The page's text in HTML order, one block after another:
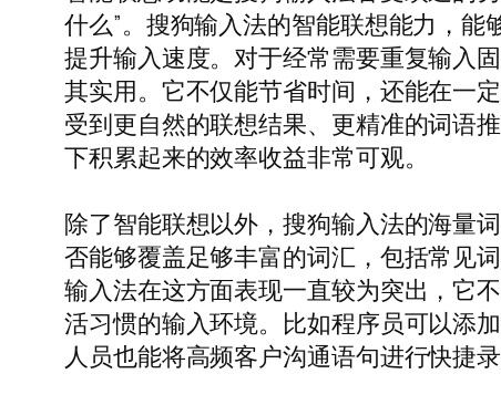
什么”。搜狗输入法的智能联想能力，
提升输入速度。对于经常需要重复输入
其实用。它不仅能节省时间，还能在一
受到更自然的联想结果、更精准的词语
下积累起来的效率收益非常可观。
除了智能联想以外，搜狗输入法的海量
否能够覆盖足够丰富的词汇，包括常见
输入法在这方面表现一直较为突出，它
活习惯的输入环境。比如程序员可以添
人员也能将高频客户沟通语句进行快捷